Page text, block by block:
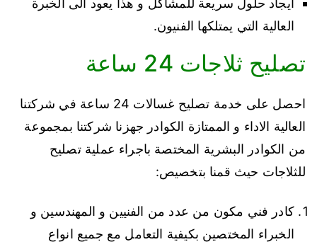
ايجاد حلول سريعة للمشاكل و هذا يعود الى الخبرة
العالية التي يمتلكها الفنيون.
تصليح ثلاجات 24 ساعة
احصل على خدمة تصليح غسالات 24 ساعة في شركتنا
العالية الاداء و الممتازة الكوادر جهزنا شركتنا بمجموعة
من الكوادر البشرية المختصة باجراء عملية تصليح
للثلاجات حيث قمنا بتخصيص:
كادر فني مكون من عدد من الفنيين و المهندسين و
الخبراء المختصين بكيفية التعامل مع جميع انواع